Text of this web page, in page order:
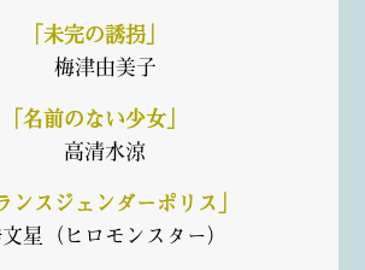
「未完の誘拐」
梅津由美子
「名前のない少女」
高清水涼
ンスジェンダーポリス」
星（ヒロモンスター）